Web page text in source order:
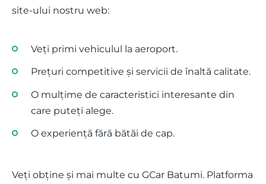
site-ului nostru web:
Veți primi vehiculul la aeroport.
Prețuri competitive și servicii de înaltă calitate.
O mulțime de caracteristici interesante din
care puteți alege.
O experiență fără bătăi de cap.
Veți obține și mai multe cu GCar Batumi. Platforma